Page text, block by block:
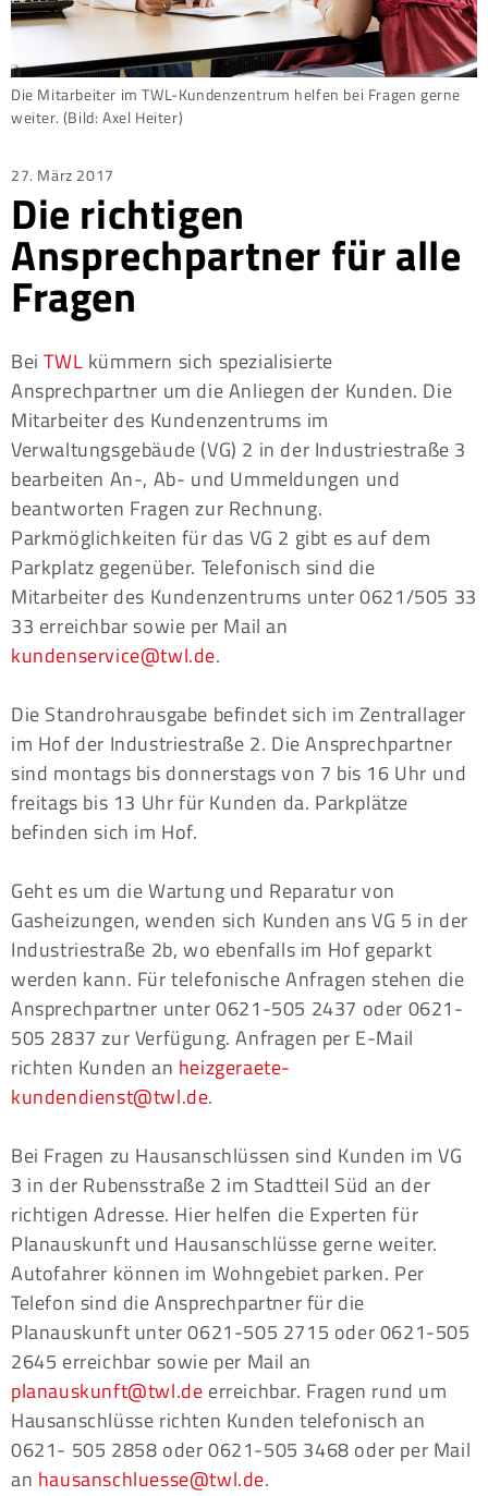
Die Mitarbeiter im TWL-Kundenzentrum helfen bei Fragen gerne
weiter. (Bild: Axel Heiter)
Posted
on
27. März 2017
Die richtigen
Ansprechpartner für alle
Fragen
BeiTWL kümmern sich spezialisierte
Ansprechpartner um die Anliegen der Kunden. Die
Mitarbeiter des Kundenzentrums im
Verwaltungsgebäude (VG) 2 in der Industriestraße 3
bearbeiten An-, Ab- und Ummeldungen und
beantworten Fragen zur Rechnung.
Parkmöglichkeiten für das VG 2 gibt es auf dem
Parkplatz gegenüber. Telefonisch sind die
Mitarbeiter des Kundenzentrums unter 0621/505 33
33 erreichbar sowie per Mail an
kundenservice@twl.de.
Die Standrohrausgabe befindet sich im Zentrallager
im Hof der Industriestraße 2. Die Ansprechpartner
sind montags bis donnerstags von 7 bis 16 Uhr und
freitags bis 13 Uhr für Kunden da. Parkplätze
befinden sich im Hof.
Geht es um die Wartung und Reparatur von
Gasheizungen, wenden sich Kunden ans VG 5 in der
Industriestraße 2b, wo ebenfalls im Hof geparkt
werden kann. Für telefonische Anfragen stehen die
Ansprechpartner unter 0621-505 2437 oder 0621-
505 2837 zur Verfügung. Anfragen per E-Mail
richten Kunden an heizgeraete-
kundendienst@twl.de.
Bei Fragen zu Hausanschlüssen sind Kunden im VG
3 in der Rubensstraße 2 im Stadtteil Süd an der
richtigen Adresse. Hier helfen die Experten für
Planauskunft und Hausanschlüsse gerne weiter.
Autofahrer können im Wohngebiet parken. Per
Telefon sind die Ansprechpartner für die
Planauskunft unter 0621-505 2715 oder 0621-505
2645 erreichbar sowie per Mail an
planauskunft@twl.de erreichbar. Fragen rund um
Hausanschlüsse richten Kunden telefonisch an
0621- 505 2858 oder 0621-505 3468 oder per Mail
an hausanschluesse@twl.de.